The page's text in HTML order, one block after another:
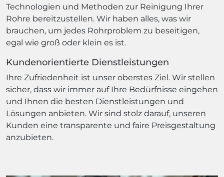
Technologien und Methoden zur Reinigung Ihrer
Rohre bereitzustellen. Wir haben alles, was wir
brauchen, um jedes Rohrproblem zu beseitigen,
egal wie groß oder klein es ist.
Kundenorientierte Dienstleistungen
Ihre Zufriedenheit ist unser oberstes Ziel. Wir stellen
sicher, dass wir immer auf Ihre Bedürfnisse eingehen
und Ihnen die besten Dienstleistungen und
Lösungen anbieten. Wir sind stolz darauf, unseren
Kunden eine transparente und faire Preisgestaltung
anzubieten.